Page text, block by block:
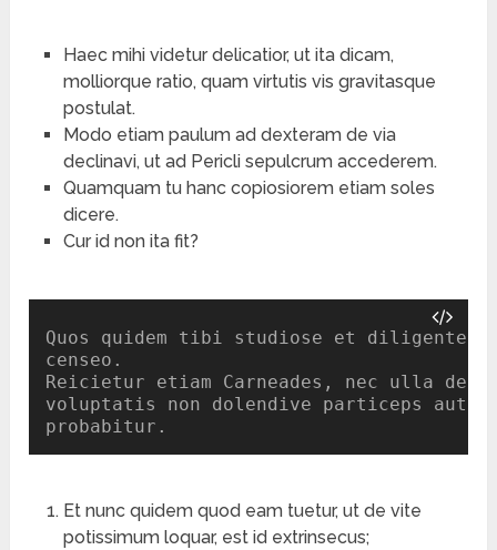
Haec mihi videtur delicatior, ut ita dicam,
molliorque ratio, quam virtutis vis gravitasque
postulat.
Modo etiam paulum ad dexteram de via
declinavi, ut ad Pericli sepulcrum accederem.
Quamquam tu hanc copiosiorem etiam soles
dicere.
Cur id non ita fit?
Quos quidem tibi studiose et diligenter
censeo.
Reicietur etiam Carneades, nec ulla de
voluptatis non dolendive particeps aut
probabitur.
Et nunc quidem quod eam tuetur, ut de vite
potissimum loquar, est id extrinsecus;